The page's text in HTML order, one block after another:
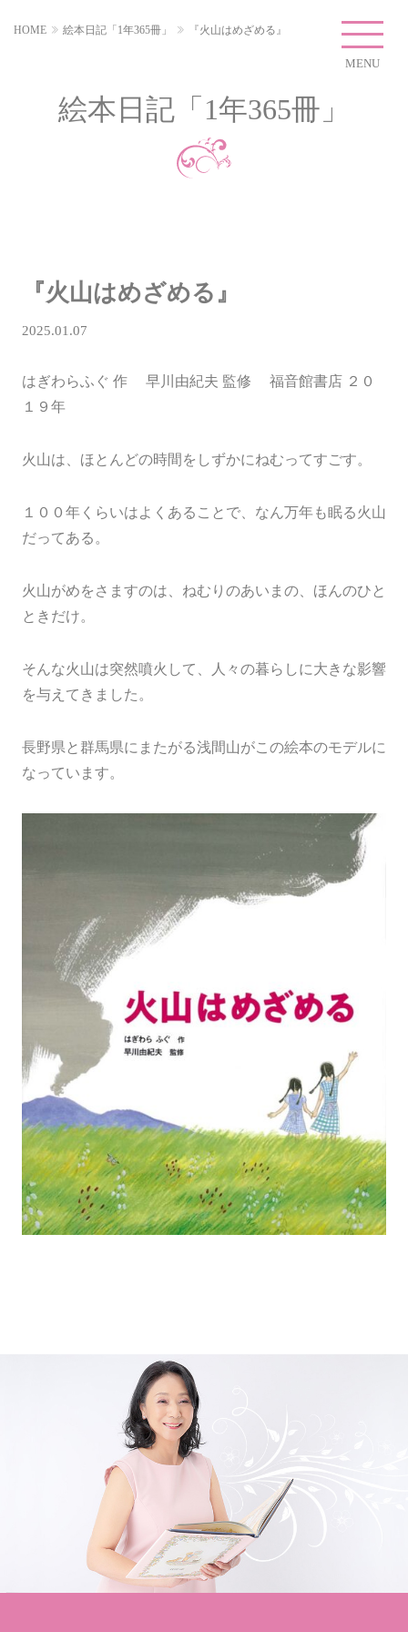
MENU
HOME 絵本日記「1年365冊」 『火山はめざめる』
絵本日記「1年365冊」
『火山はめざめる』
2025.01.07
はぎわらふぐ 作 早川由紀夫 監修 福音館書店 ２０
１９年
火山は、ほとんどの時間をしずかにねむってすごす。
１００年くらいはよくあることで、なん万年も眠る火山
だってある。
火山がめをさますのは、ねむりのあいまの、ほんのひと
ときだけ。
そんな火山は突然噴火して、人々の暮らしに大きな影響
を与えてきました。
長野県と群馬県にまたがる浅間山がこの絵本のモデルに
なっています。